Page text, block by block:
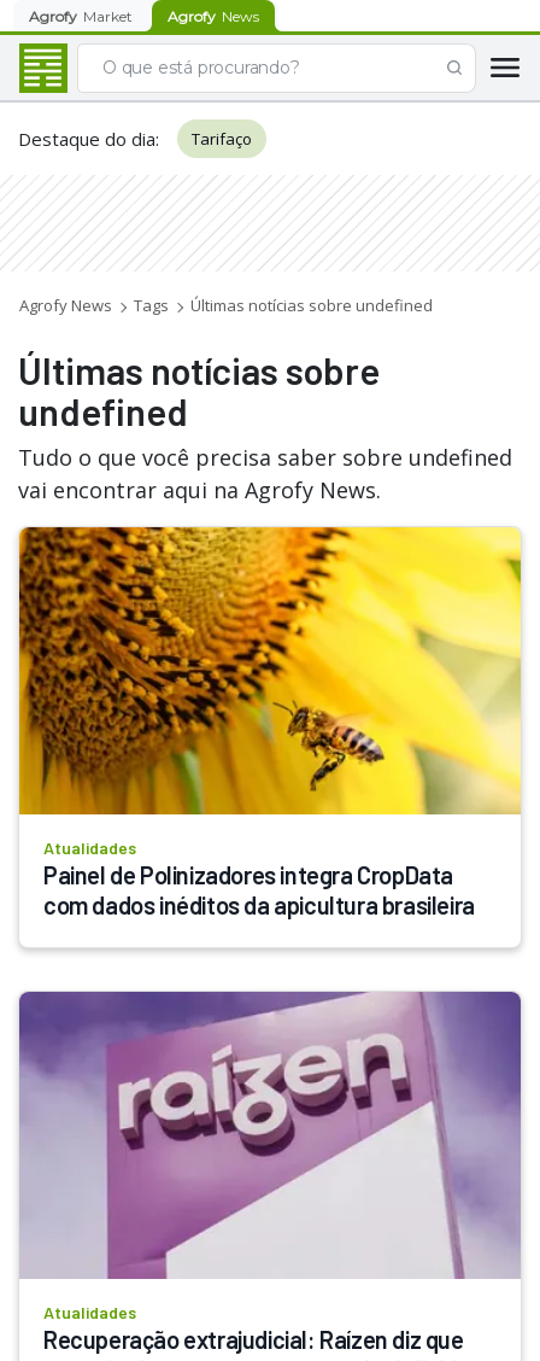
Agrofy Market Agrofy News
Destaque do dia: Tarifaço
Agrofy News Tags Últimas notícias sobre undefined
Últimas notícias sobre
undefined
Tudo o que você precisa saber sobre undefined
vai encontrar aqui na Agrofy News.
Atualidades
Painel de Polinizadores integra CropData
com dados inéditos da apicultura brasileira
Atualidades
Recuperação extrajudicial: Raízen diz que